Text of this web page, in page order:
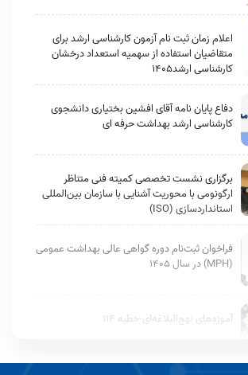
اعلام زمان ثبت نام آزمون کارشناسی ارشد برای
متقاضیان استفاده از سهمیه استعداد درخشان
کارشناسی ارشد1405
دفاع پایان نامه آقای افشین بختیاری دانشجوی
کارشناسی ارشد بهداشت حرفه ای
برگزاری نشست تخصصی کمیته فنی متناظر
ارگونومی با محوریت آشنایی با سازمان بین‌المللی
استانداردسازی (ISO)
فراخوان ثبت‌نام دوره گواهی عالی بهداشت عمومی
(MPH) در سال ۱۴۰۵
آموزه‌های نهج‌البلاغه‌ای-خطبه 114